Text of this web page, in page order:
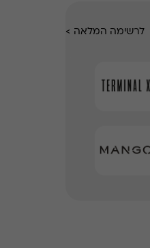
לרשימה המלאה >